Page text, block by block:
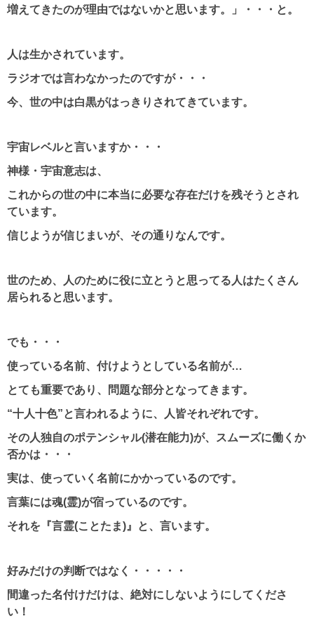
増えてきたのが理由ではないかと思います。」・・・と。
人は生かされています。
ラジオでは言わなかったのですが・・・
今、世の中は白黒がはっきりされてきています。
宇宙レベルと言いますか・・・
神様・宇宙意志は、
これからの世の中に本当に必要な存在だけを残そうとされ
ています。
信じようが信じまいが、その通りなんです。
世のため、人のために役に立とうと思ってる人はたくさん
居られると思います。
でも・・・
使っている名前、付けようとしている名前が…
とても重要であり、問題な部分となってきます。
“十人十色”と言われるように、人皆それぞれです。
その人独自のポテンシャル(潜在能力)が、スムーズに働くか
否かは・・・
実は、使っていく名前にかかっているのです。
言葉には魂(霊)が宿っているのです。
それを『言霊(ことたま)』と、言います。
好みだけの判断ではなく・・・・・
間違った名付けだけは、絶対にしないようにしてくださ
い！